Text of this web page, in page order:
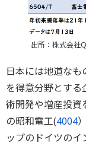
出所：株式会社
日本には地道な
を得意分野とする
術開発や増産投資
の昭和電工(4004
ップのドイツの